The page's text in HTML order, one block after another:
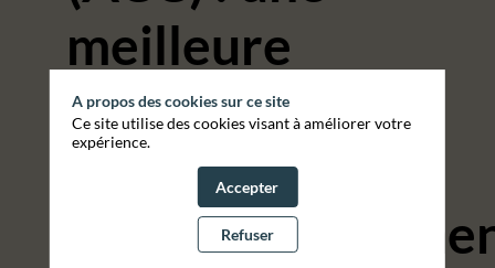
meilleure
maitrise des
prix et de son
A propos des cookies sur ce site
Ce site utilise des cookies visant à améliorer votre
expérience.
Accepter
Refuser